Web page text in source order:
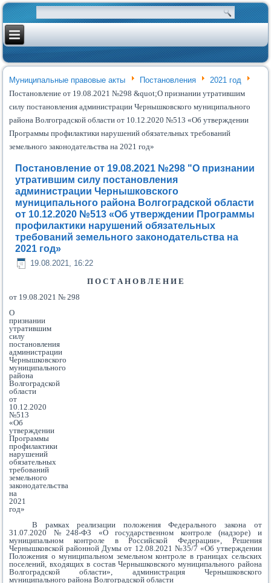
Муниципальные правовые акты Постановления
2021 год
Постановление от 19.08.2021 №298 &quot;О признании утратившим
силу постановления администрации Чернышковского муниципального
района Волгоградской области от 10.12.2020 №513 «Об утверждении
Программы профилактики нарушений обязательных требований
земельного законодательства на 2021 год»
Постановление от 19.08.2021 №298 "О признании
утратившим силу постановления
администрации Чернышковского
муниципального района Волгоградской области
от 10.12.2020 №513 «Об утверждении Программы
профилактики нарушений обязательных
требований земельного законодательства на
2021 год»
19.08.2021, 16:22
П О С Т А Н О В Л Е Н И Е
от 19.08.2021 № 298
О
признании
утратившим
силу
постановления
администрации
Чернышковского
муниципального
района
Волгоградской
области
от
10.12.2020
№513
«Об
утверждении
Программы
профилактики
нарушений
обязательных
требований
земельного
законодательства
на
2021
год»
В рамках реализации положения Федерального закона от
31.07.2020 №248-ФЗ «О государственном контроле (надзоре) и
муниципальном контроле в Российской Федерации», Решения
Чернышковской районной Думы от 12.08.2021 №35/7 «Об утверждении
Положения о муниципальном земельном контроле в границах сельских
поселений, входящих в состав Чернышковского муниципального района
Волгоградской области», администрация Чернышковского
муниципального района Волгоградской области